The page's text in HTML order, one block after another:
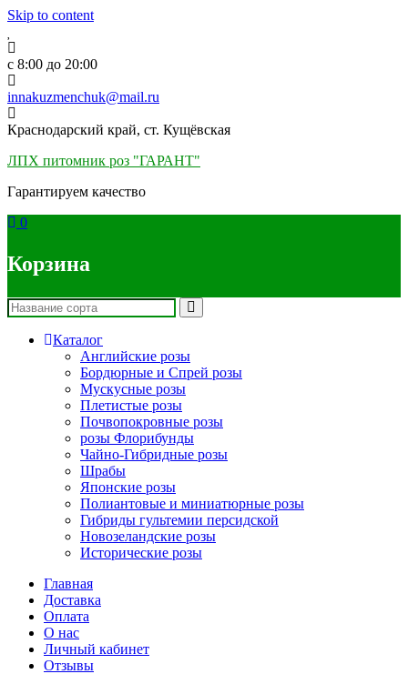
Skip to content
c 8:00 до 20:00
innakuzmenchuk@mail.ru
Краснодарский край, ст. Кущёвская
ЛПХ питомник роз "ГАРАНТ"
Гарантируем качество
0
Корзина
Каталог
Английские розы
Бордюрные и Спрей розы
Мускусные розы
Плетистые розы
Почвопокровные розы
розы Флорибунды
Чайно-Гибридные розы
Шрабы
Японские розы
Полиантовые и миниатюрные розы
Гибриды гультемии персидской
Новозеландские розы
Исторические розы
Главная
Доставка
Оплата
О нас
Личный кабинет
Отзывы